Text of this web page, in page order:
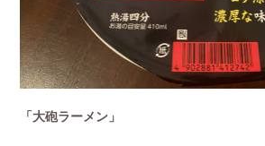
「大砲ラーメン」